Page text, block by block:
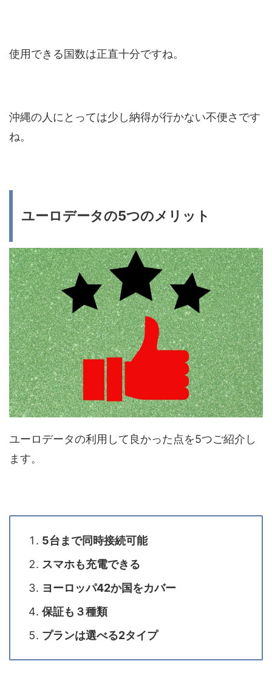
使用できる国数は正直十分ですね。
沖縄の人にとっては少し納得が行かない不便さです
ね。
ユーロデータの5つのメリット
ユーロデータの利用して良かった点を5つご紹介し
ます。
5台まで同時接続可能
スマホも充電できる
ヨーロッパ42か国をカバー
保証も３種類
プランは選べる2タイプ